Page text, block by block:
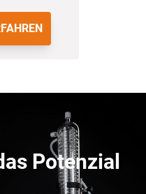
Potenzial